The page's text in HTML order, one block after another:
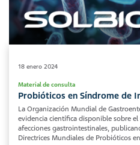
18 enero 2024
Material de consulta
Probióticos en Síndrome de
La Organización Mundial de
evidencia científica disponible sobre
afecciones gastrointestinales,
Directrices Mundiales de Probióticos